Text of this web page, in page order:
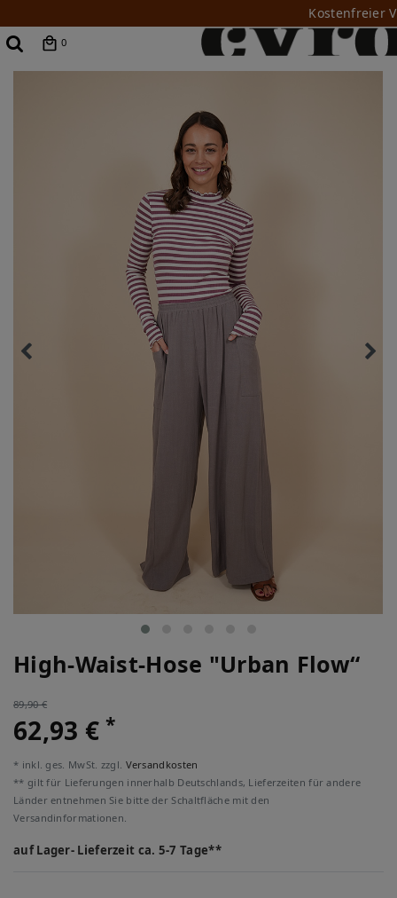
Kostenfreier
0
High-Waist-Hose "Urban Flow“
89,90 €
62,93 €*
* inkl. ges. MwSt. zzgl. Versandkosten
** gilt für Lieferungen innerhalb Deutschlands, Lieferzeiten für andere
Länder entnehmen Sie bitte der Schaltfläche mit den
Versandinformationen.
auf Lager- Lieferzeit ca. 5-7 Tage**